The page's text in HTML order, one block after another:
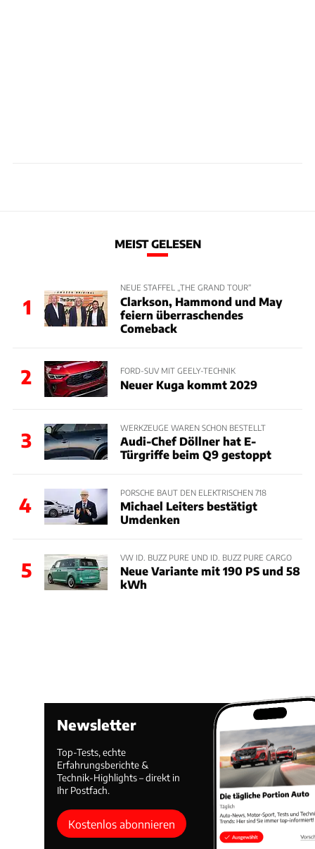
MEIST GELESEN
1
NEUE STAFFEL „THE GRAND TOUR“
Clarkson, Hammond und May
feiern überraschendes
Comeback
2 FORD-SUV MIT GEELY-TECHNIK
Neuer Kuga kommt 2029
3
WERKZEUGE WAREN SCHON BESTELLT
Audi-Chef Döllner hat E-
Türgriffe beim Q9 gestoppt
4
PORSCHE BAUT DEN ELEKTRISCHEN 718
Michael Leiters bestätigt
Umdenken
5
VW ID. BUZZ PURE UND ID. BUZZ PURE CARGO
Neue Variante mit 190 PS und 58
kWh
Newsletter
Top-Tests, echte
Erfahrungsberichte &
Technik-Highlights – direkt in
Ihr Postfach.
Kostenlos abonnieren